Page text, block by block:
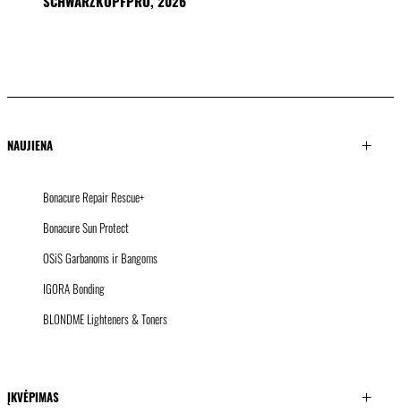
KÜMIN X TUSH
NAUJIENA
Bonacure Repair Rescue+
Bonacure Sun Protect
OSiS Garbanoms ir Bangoms
IGORA Bonding
BLONDME Lighteners & Toners
ĮKVĖPIMAS